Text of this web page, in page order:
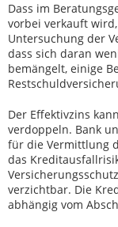
Dass im
vorbei verkauft
Untersuchung der
dass sich daran
bemängelt, einige
Der Effektivzins
verdoppeln. Bank
für die Vermittlung
das
verzichtbar. Die
abhängig vom